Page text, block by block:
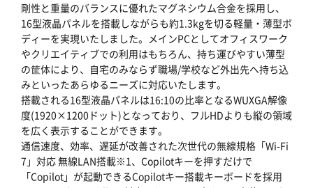
剛性と重量のバランスに優れたマグネシウム合金を採用し、
16型液晶パネルを搭載しながらも約1.3kgを切る軽量・薄型ボ
ディーを実現いたしました。メインPCとしてオフィスワーク
やクリエイティブでの利用はもちろん、持ち運びやすい薄型
の筐体により、自宅のみならず職場/学校など外出先へ持ち込
みといったあらゆるニーズに対応いたします。
搭載される16型液晶パネルは16:10の比率となるWUXGA解像
度(1920×1200ドット)となっており、フルHDよりも縦の領域
を広く表示することができます。
通信速度、効率、遅延が改善された次世代の無線規格「Wi-Fi
7」対応 無線LAN搭載※1、Copilotキーを押すだけで
「Copilot」が起動できるCopilotキー搭載キーボードを採用